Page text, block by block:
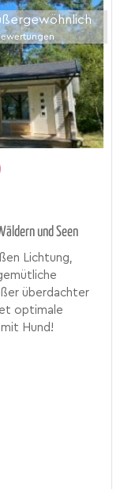
und Seen
Lichtung,
überdachter
optimale
Hund!